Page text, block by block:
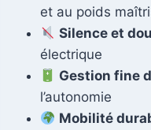
et au poids
Silence et
électrique
Gestion fine
l’autonomie
Mobilité